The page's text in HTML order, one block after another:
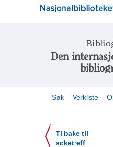
Den
Søk Verkliste
Tilbake til
søketreff